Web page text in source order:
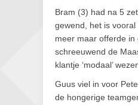
Bram (3) had na 5
gewend, het is
meer maar offerde
schreeuwend de
klantje ‘modaal’
Guus viel in voor
de hongerige